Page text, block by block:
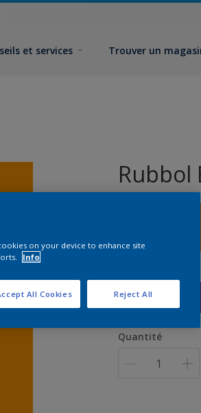
et services Trouver un
Rubbol
Quantité
on your device to enhance site
Info
Reject All
All Cookies